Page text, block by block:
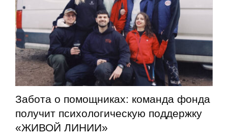
Забота о помощниках: команда фонда
получит психологическую поддержку
«ЖИВОЙ ЛИНИИ»